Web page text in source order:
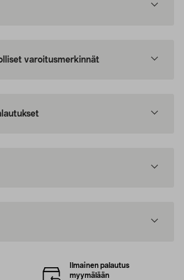
varoitusmerkinnät
Ilmainen palautus
myymälään